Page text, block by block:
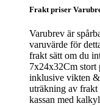
Frakt priser
Varubrev är
varuvärde för
frakt sätt om du
7x24x32Cm stort
inklusive vikten
uträkning av frakt
kassan med